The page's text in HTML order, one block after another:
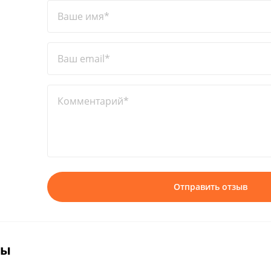
Ваше имя*
Ваш email*
Комментарий*
Отправить отзыв